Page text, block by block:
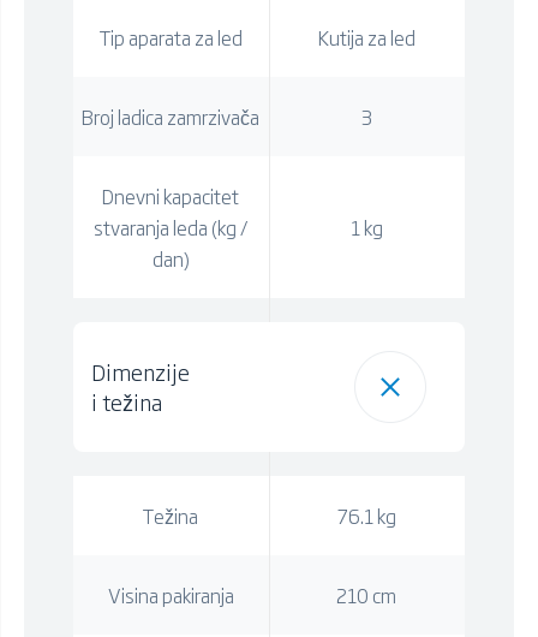
Tip aparata za led Kutija za led
Broj ladica zamrzivača 3
Dnevni kapacitet
stvaranja leda (kg /
dan)
1 kg
Dimenzije
i težina
Težina 76.1 kg
Visina pakiranja 210 cm